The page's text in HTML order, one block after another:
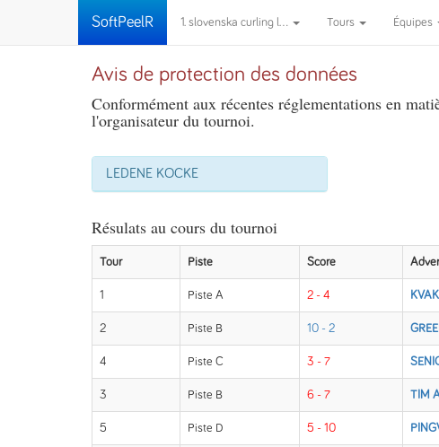
SoftPeelR 1. slovenska curling l... Tours Équipes
Avis de protection des données
Conformément aux récentes réglementations en
l'organisateur du tournoi.
LEDENE KOCKE
Résulats au cours du tournoi
Tour Piste Score
1 Piste A 2 - 4
2 Piste B 10 - 2
4 Piste C 3 - 7
3 Piste B 6 - 7 TIM
5 Piste D 5 - 10